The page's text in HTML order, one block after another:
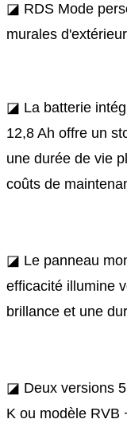
◪ RDS Mode
murales
◪ La batterie
12,8 Ah offre un
une durée de vie
coûts de
◪ Le panneau
efficacité illumine
brillance et une
◪ Deux versions
K ou modèle RVB